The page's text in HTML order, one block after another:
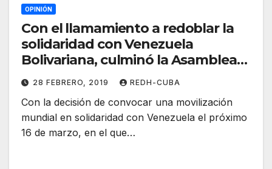
OPINIÓN
Con el llamamiento a redoblar la
solidaridad con Venezuela
Bolivariana, culminó la Asamblea
Internacional de los Pueblos. Por
Carlos Aznárez
28 FEBRERO, 2019 REDH-CUBA
Con la decisión de convocar una movilización
mundial en solidaridad con Venezuela el próximo
16 de marzo, en el que…